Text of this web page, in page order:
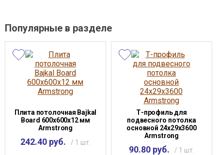
Популярные в разделе
Плита потолочная Bajkal
Board 600х600х12 мм
Armstrong
242.40 руб. / 1 шт.
Т-профиль для
подвесного потолка
основной 24х29х3600
Armstrong
90.80 руб. / 1 шт.